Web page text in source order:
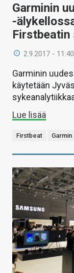
Garminin
-
Firstbeatin
2.9.2017 - 11:40
Garminin
käytetään
Lue lisää
Firstbeat Garmin